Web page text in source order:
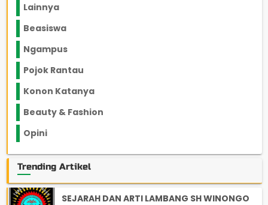
Lainnya
Beasiswa
Ngampus
Pojok Rantau
Konon Katanya
Beauty & Fashion
Opini
Trending Artikel
SEJARAH DAN ARTI LAMBANG SH WINONGO